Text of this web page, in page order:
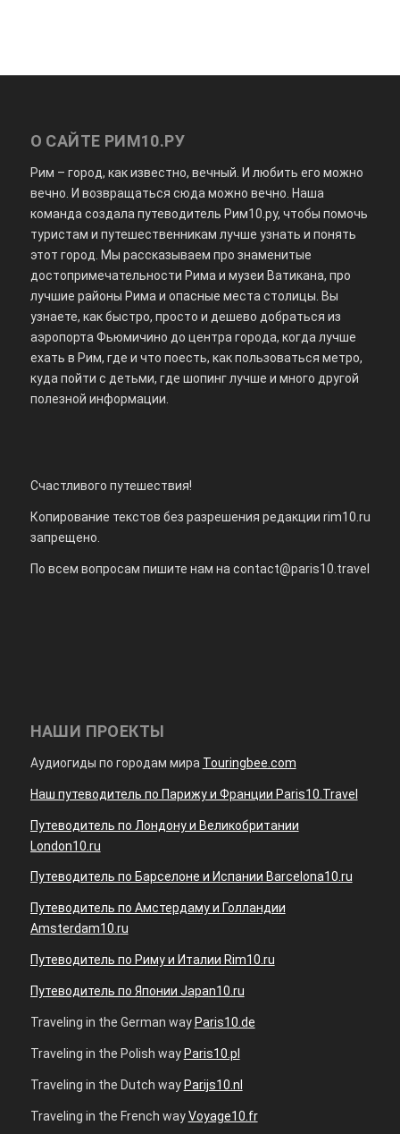
О САЙТЕ РИМ10.РУ
Рим – город, как известно, вечный. И любить его можно
вечно. И возвращаться сюда можно вечно. Наша
команда создала путеводитель Рим10.ру, чтобы помочь
туристам и путешественникам лучше узнать и понять
этот город. Мы рассказываем про знаменитые
достопримечательности Рима и музеи Ватикана, про
лучшие районы Рима и опасные места столицы. Вы
узнаете, как быстро, просто и дешево добраться из
аэропорта Фьюмичино до центра города, когда лучше
ехать в Рим, где и что поесть, как пользоваться метро,
куда пойти с детьми, где шопинг лучше и много другой
полезной информации.
Счастливого путешествия!
Копирование текстов без разрешения редакции rim10.ru
запрещено.
По всем вопросам пишите нам на contact@paris10.travel
НАШИ ПРОЕКТЫ
Аудиогиды по городам мира Touringbee.com
Наш путеводитель по Парижу и Франции Paris10.Travel
Путеводитель по Лондону и Великобритании
London10.ru
Путеводитель по Барселоне и Испании Barcelona10.ru
Путеводитель по Амстердаму и Голландии
Amsterdam10.ru
Путеводитель по Риму и Италии Rim10.ru
Путеводитель по Японии Japan10.ru
Traveling in the German way Paris10.de
Traveling in the Polish way Paris10.pl
Traveling in the Dutch way Parijs10.nl
Traveling in the French wayVoyage10.fr